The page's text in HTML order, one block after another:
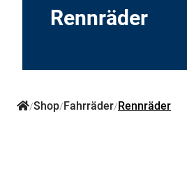
Rennräder
/Shop/Fahrräder/Rennräder